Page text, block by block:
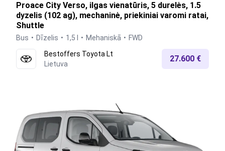
Proace City Verso, ilgas vienatūris, 5 durelės, 1.5
dyzelis (102 ag), mechaninė, priekiniai varomi ratai,
Shuttle
Bus Dīzelis 1,5 l Mehaniskā
FWD
Bestoffers Toyota Lt
Lietuva
27.600 €